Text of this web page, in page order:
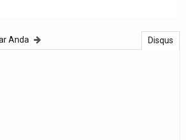
Disqus
Anda